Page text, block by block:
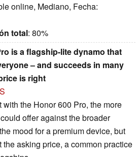
online, Mediano, Fecha:
total: 80%
is a flagship-lite dynamo that
– and succeeds in many
is right
the Honor 600 Pro, the more
offer against the broader
mood for a premium device, but
asking price, a common practice